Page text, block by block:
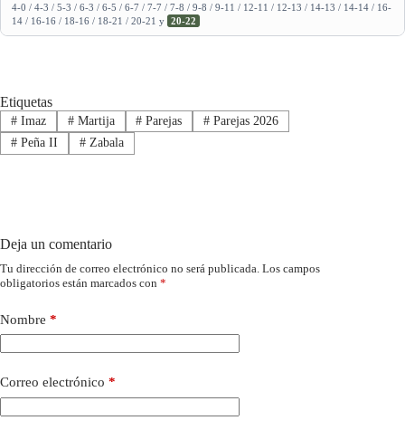
4-0 / 4-3 / 5-3 / 6-3 / 6-5 / 6-7 / 7-7 / 7-8 / 9-8 / 9-11 / 12-11 / 12-13 / 14-13 / 14-14 / 16-
14 / 16-16 / 18-16 / 18-21 / 20-21 y 20-22
Etiquetas
#Imaz #Martija # Parejas # Parejas 2026
#Peña II #Zabala
Deja un comentario
Tu dirección de correo electrónico no será publicada. Los campos
obligatorios están marcados con *
Nombre *
Correo electrónico *